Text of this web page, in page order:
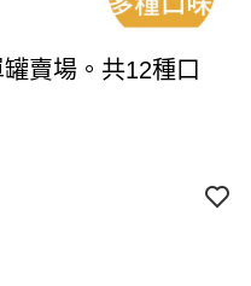
賣場。共12種口